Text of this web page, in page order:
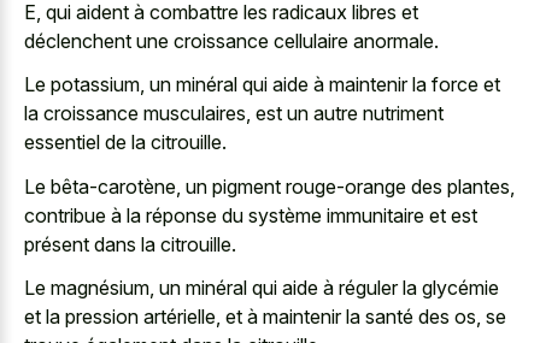
E, qui aident à combattre les radicaux libres et
déclenchent une croissance cellulaire anormale.
Le potassium, un minéral qui aide à maintenir la force et
la croissance musculaires, est un autre nutriment
essentiel de la citrouille.
Le bêta-carotène, un pigment rouge-orange des plantes,
contribue à la réponse du système immunitaire et est
présent dans la citrouille.
Le magnésium, un minéral qui aide à réguler la glycémie
et la pression artérielle, et à maintenir la santé des os, se